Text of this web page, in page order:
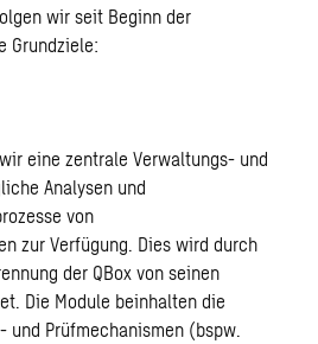
wir seit Beginn der
Grundziele:
eine zentrale Verwaltungs- und
Analysen und
von
zur Verfügung. Dies wird durch
der QBox von seinen
Die Module beinhalten die
und Prüfmechanismen (bspw.